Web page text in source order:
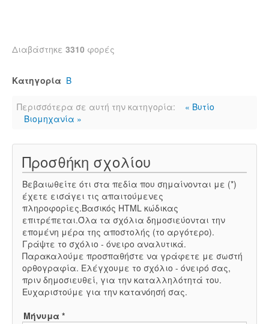
Διαβάστηκε 3310 φορές
Κατηγορία Β
Περισσότερα σε αυτή την κατηγορία:
« Βυτίο
Βιομηχανία »
Προσθήκη σχολίου
Βεβαιωθείτε ότι στα πεδία που σημαίνονται με (*)
έχετε εισάγει τις απαιτούμενες
πληροφορίες.Βασικός HTML κώδικας
επιτρέπεται.Όλα τα σχόλια δημοσιεύονται την
επομένη μέρα της αποστολής (το αργότερο).
Γράψτε το σχόλιο - όνειρο αναλυτικά.
Παρακαλούμε προσπαθήστε να γράφετε με σωστή
ορθογραφία. Ελέγχουμε το σχόλιο - όνειρό σας,
πριν δημοσιευθεί, για την καταλληλότητά του.
Ευχαριστούμε για την κατανόησή σας.
Μήνυμα *